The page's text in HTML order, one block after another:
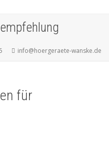
info@hoergeraete-wanske.de
für